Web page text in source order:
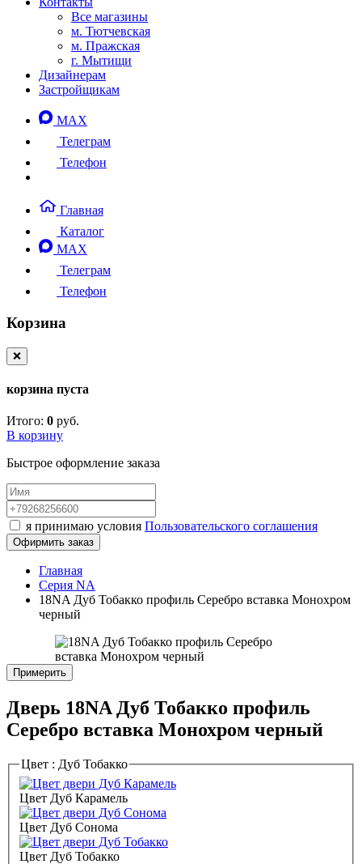
Все магазины
м. Тютчевская
м. Пражская
г. Мытищи
Дизайнерам
Застройщикам
MAX
Телеграм
Телефон
Главная
Каталог
MAX
Телеграм
Телефон
Корзина
❌
корзина пуста
Итого: 0 руб.
В корзину
Быстрое оформление заказа
я принимаю условия Пользовательского соглашения
Офирмить заказ
Главная
Серия NA
18NA Дуб Тобакко профиль Серебро вставка Монохром
черный
Примерить
Дверь 18NA Дуб Тобакко профиль
Серебро вставка Монохром черный
Цвет : Дуб Тобакко
Цвет Дуб Карамель
Цвет Дуб Сонома
Цвет Дуб Тобакко